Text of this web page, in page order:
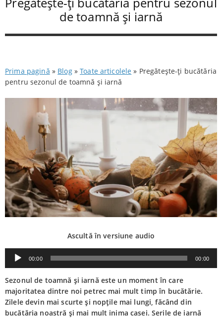
de toamnă și iarnă
Prima pagină » Blog»Toate articolele » Pregătește-ți bucătăria
pentru sezonul de toamnă și iarnă
Ascultă în versiune audio
Player
audio
00:00 00:00
Sezonul de toamnă și iarnă este un moment în care
majoritatea dintre noi petrec mai mult timp în bucătărie.
Zilele devin mai scurte și nopțile mai lungi, făcând din
bucătăria noastră și mai mult inima casei. Serile de iarnă